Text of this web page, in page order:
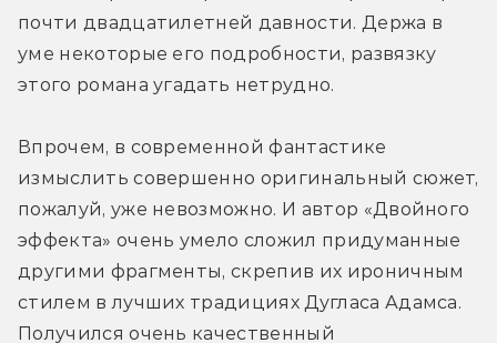
почти двадцатилетней давности. Держа в
уме некоторые его подробности, развязку
этого романа угадать нетрудно.
Впрочем, в современной фантастике
измыслить совершенно оригинальный сюжет,
пожалуй, уже невозможно. И автор «Двойного
эффекта» очень умело сложил придуманные
другими фрагменты, скрепив их ироничным
стилем в лучших традициях Дугласа Адамса.
Получился очень качественный